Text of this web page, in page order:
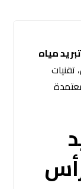
مياه
تقنيات